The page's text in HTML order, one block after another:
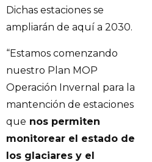
Dichas estaciones se
ampliarán de aquí a 2030.
“Estamos comenzando
nuestro Plan MOP
Operación Invernal para la
mantención de estaciones
que nos permiten
monitorear el estado de
los glaciares y el